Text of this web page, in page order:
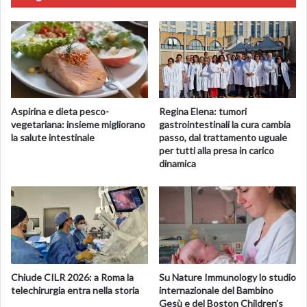
informazioni necessarie per prevedere dove riapparirà”.
Guido Marco Cicchini, ricercatore del Cnr-In, spiega
questa sorprendente capacità: “Il sistema visivo riesce a
costruire quasi istantaneamente una rappresentazione
degli oggetti e a mantenerla ad alta definizione per oltre
un secondo. Comprendere questi meccanismi non aiuta
solo a capire meglio il cervello umano, ma apre anche la
strada allo sviluppo di tecnologie più sicure e intelligenti
nei sistemi di visione artificiale”.
Prima autrice dello studio è Hazal Sertakan, dottoranda
dell’Università di Firenze.
Aspirina e dieta pesco-
vegetariana: insieme migliorano
la salute intestinale
Regina Elena: tumori
gastrointestinali la cura cambia
passo, dal trattamento uguale
per tutti alla presa in carico
dinamica
Chiude CILR 2026: a Roma la
telechirurgia entra nella storia
Su Nature Immunology lo studio
internazionale del Bambino
Gesù e del Boston Children’s